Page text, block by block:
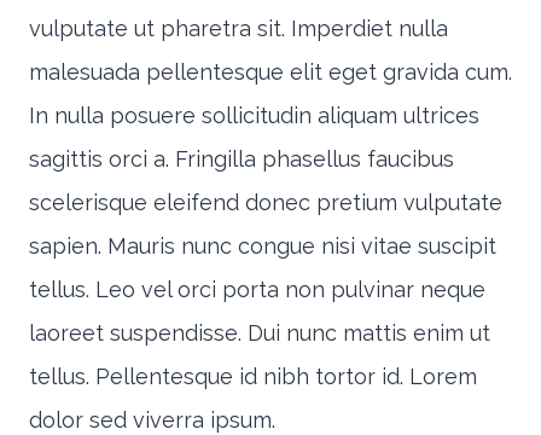
vulputate ut pharetra sit. Imperdiet nulla
malesuada pellentesque elit eget gravida cum.
In nulla posuere sollicitudin aliquam ultrices
sagittis orci a. Fringilla phasellus faucibus
scelerisque eleifend donec pretium vulputate
sapien. Mauris nunc congue nisi vitae suscipit
tellus. Leo vel orci porta non pulvinar neque
laoreet suspendisse. Dui nunc mattis enim ut
tellus. Pellentesque id nibh tortor id. Lorem
dolor sed viverra ipsum.